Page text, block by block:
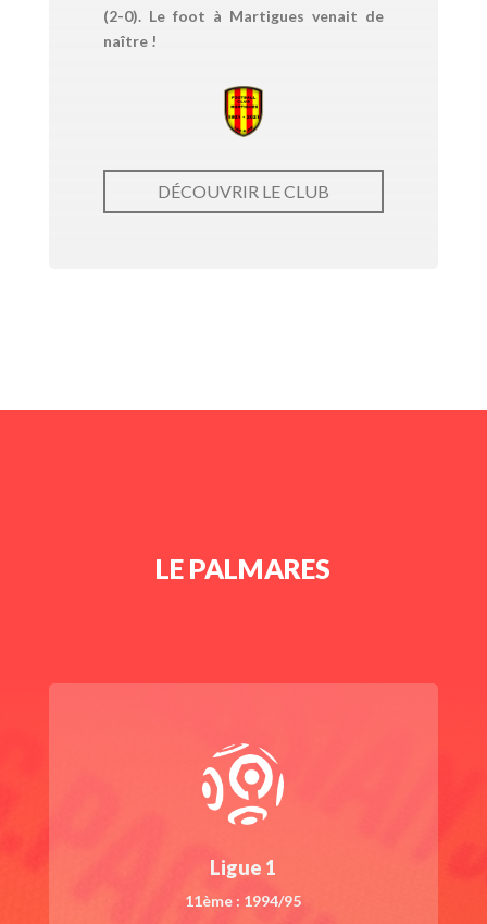
(2-0). Le foot à Martigues venait de
naître !
DÉCOUVRIR LE CLUB
LE PALMARES
Ligue 1
11ème : 1994/95